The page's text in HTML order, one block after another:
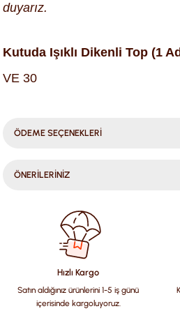
duyarız.
Kutuda Işıklı Dikenli Top (1
VE 30
ÖDEME SEÇENEKLERİ
ÖNERİLERİNİZ
konularda yetersiz gördüğünüz
kullanarak tarafımıza iletebilirsiniz.
Görüş ve önerileriniz için teşekkür
Ürün resmi kalitesiz, bozuk veya
Hızlı Kargo
Satın aldığınız ürünlerini 1-5 iş günü
içerisinde kargoluyoruz.